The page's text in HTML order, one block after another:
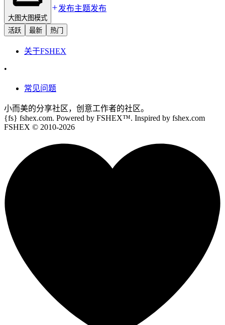
大图大图模式
发布主题发布
活跃 最新 热门
关于FSHEX
•
常见问题
小而美的分享社区，创意工作者的社区。
{fs} fshex.com. Powered by FSHEX™. Inspired by fshex.com
FSHEX © 2010-2026